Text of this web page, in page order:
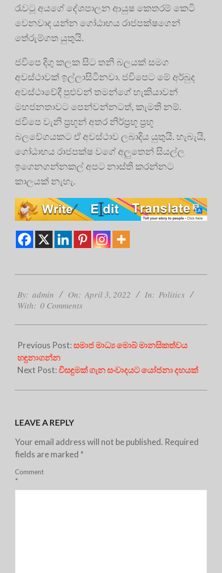
රැවටූ අයගේ දේශපාලන ආයුෂ කෙතරම් කෙටි
වෙනවාද යන්න ගෝඨාභය රාජපක්ෂගෙන්
තේරුම්ගත යුතුයි.
ජවිපෙ දිගු කලක සිට තනි බලයක් සමග
අවස්ථාවක් ඉල්ලාසිටිනවා. ජවිපෙට මේ අර්බුද
අවස්ථාවේදී පුළුවන් තමන්ගේ හැකියාවන්
මහජනතාවට පෙන්වන්නටත්, කැමති නම්.
ජවිපෙ වැනි ප්‍රභූන් අතර නිර්ප්‍රභූ ප්‍රභූ
බලවේගයකට ඒ අවස්ථාව ලබාදිය යුතුයි. හැබැයි,
ගෝඨාභය රාජපක්ෂ වගේ අලුතෙන් සියල්ල
ඉගෙනගන්නකල් අපට නාස්ති කරන්නට
කාලයක් නැහැ.
04-
03
By: admin On: April 3, 2022 In: Politics
With: 0 Comments
Previous Post:සමාජ මාධ්‍ය මොබ් මානසිකත්වය
හඳුනාගන්න
Next Post:විසඳුමක් ගැන සංවාදයට යෝජනා දහයක්
LEAVE A REPLY
Your email address will not be published. Required
fields are marked *
Comment
*